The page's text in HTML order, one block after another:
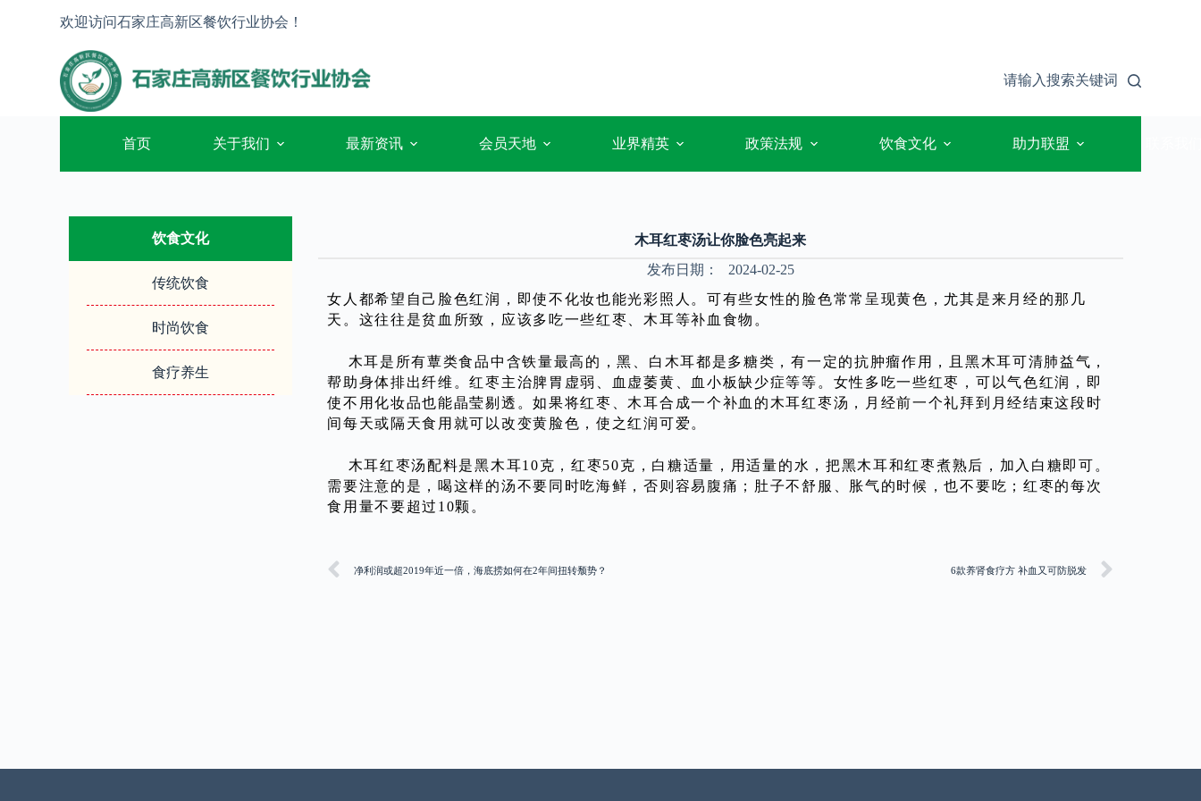
欢迎访问石家庄高新区餐饮行业协会！
请输入搜索关键词
首页 关于我们 最新资讯 会员天地 业界精英 政策法规 饮食文化 助力联盟
饮食文化
传统饮食
时尚饮食
食疗养生
木耳红枣汤让你脸色亮起来
发布日期：
2024-02-25
女人都希望自己脸色红润，即使不化妆也能光彩照人。可有些女性的脸色常常呈现黄色，尤其是来月经的那几
天。这往往是贫血所致，应该多吃一些红枣、木耳等补血食物。
木耳是所有蕈类食品中含铁量最高的，黑、白木耳都是多糖类，有一定的抗肿瘤作用，且黑木耳可清肺益气，
帮助身体排出纤维。红枣主治脾胃虚弱、血虚萎黄、血小板缺少症等等。女性多吃一些红枣，可以气色红润，即
使不用化妆品也能晶莹剔透。如果将红枣、木耳合成一个补血的木耳红枣汤，月经前一个礼拜到月经结束这段时
间每天或隔天食用就可以改变黄脸色，使之红润可爱。
木耳红枣汤配料是黑木耳10克，红枣50克，白糖适量，用适量的水，把黑木耳和红枣煮熟后，加入白糖即可。
需要注意的是，喝这样的汤不要同时吃海鲜，否则容易腹痛；肚子不舒服、胀气的时候，也不要吃；红枣的每次
食用量不要超过10颗。
净利润或超2019年近一倍，海底捞如何在2年间扭转颓势？ 6款养肾食疗方 补血又可防脱发